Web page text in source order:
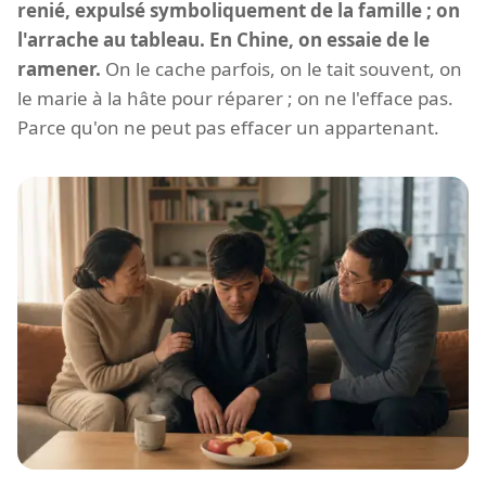
renié, expulsé symboliquement de la famille ; on
l'arrache au tableau. En Chine, on essaie de le
ramener. On le cache parfois, on le tait souvent, on
le marie à la hâte pour réparer ; on ne l'efface pas.
Parce qu'on ne peut pas effacer un appartenant.